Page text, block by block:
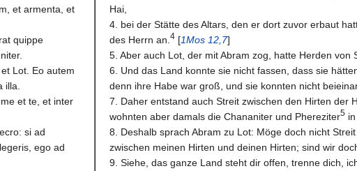
et armenta, et
quippe
Lot. Eo autem
et te, et inter
si ad
ego ad
Hai,
4. bei der Stätte des Altars, den er dort zuvor erbaut
des Herrn an. 4 [1Mos 12,7]
5. Aber auch Lot, der mit Abram zog, hatte Herden von
6. Und das Land konnte sie nicht fassen, dass sie
denn ihre Habe war groß, und sie konnten nicht
7. Daher entstand auch Streit zwischen den Hirten der
wohnten aber damals die Chananiter und Phereziter5
8. Deshalb sprach Abram zu Lot: Möge doch nicht
zwischen meinen Hirten und deinen Hirten; sind wir
9. Siehe, das ganze Land steht dir offen, trenne dich,